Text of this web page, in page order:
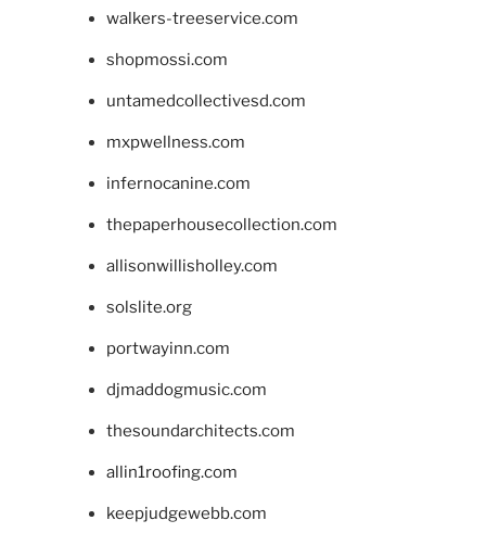
walkers-treeservice.com
shopmossi.com
untamedcollectivesd.com
mxpwellness.com
infernocanine.com
thepaperhousecollection.com
allisonwillisholley.com
solslite.org
portwayinn.com
djmaddogmusic.com
thesoundarchitects.com
allin1roofing.com
keepjudgewebb.com